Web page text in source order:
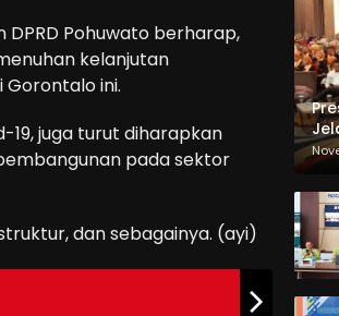
DPRD Pohuwato berharap,
kelanjutan
ini.
19, juga turut diharapkan
pada sektor
dan sebagainya. (ayi)